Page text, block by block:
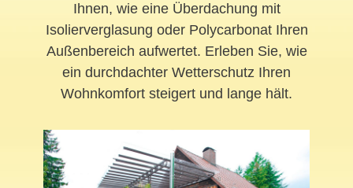
Ihnen, wie eine Überdachung mit
Isolierverglasung oder Polycarbonat Ihren
Außenbereich aufwertet. Erleben Sie, wie
ein durchdachter Wetterschutz Ihren
Wohnkomfort steigert und lange hält.